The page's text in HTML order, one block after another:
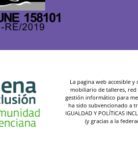
La pagina web accesible
mobiliario de talleres,
gestión informático para
ha sido subvencionado a
IGUALDAD Y POLÍTICAS
(y gracias a la